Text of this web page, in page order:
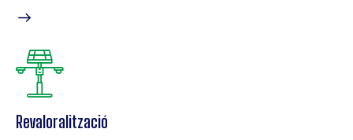
Revaloralització